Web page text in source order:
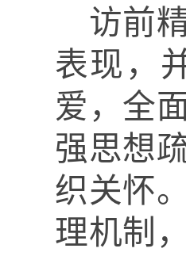
访前
表现，
爱，全
强思想
织关怀
理机制